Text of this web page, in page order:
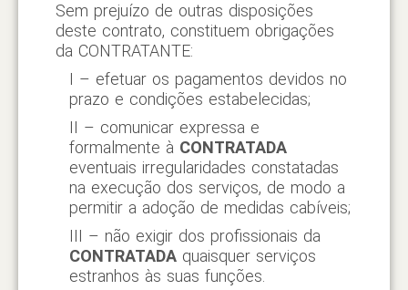
Sem prejuízo de outras disposições
deste contrato, constituem obrigações
da CONTRATANTE:
I – efetuar os pagamentos devidos no
prazo e condições estabelecidas;
II – comunicar expressa e
formalmente à CONTRATADA
eventuais irregularidades constatadas
na execução dos serviços, de modo a
permitir a adoção de medidas cabíveis;
III – não exigir dos profissionais da
CONTRATADAquaisquer serviços
estranhos às suas funções.